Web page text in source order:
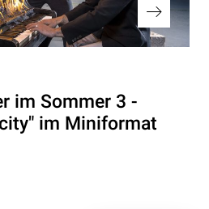
im Sommer 3 -
im Miniformat